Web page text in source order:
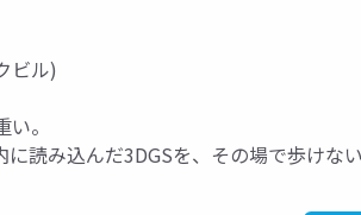
ビル)
。
読み込んだ3DGSを、その場で歩けな